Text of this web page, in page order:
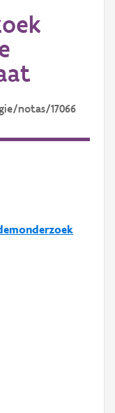
notas/17066